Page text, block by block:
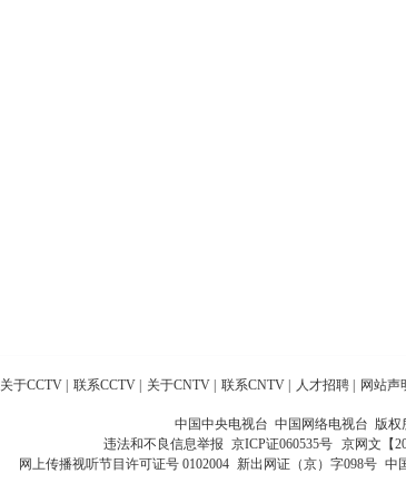
关于CCTV 联系CCTV 关于CNTV 联系CNTV 人才招聘 网站声
中国中央电视台 中国网络电视台 版权
违法和不良信息举报 京ICP证060535号
京网文【
网上传播视听节目许可证号 0102004 新出网证（京）字098号 中